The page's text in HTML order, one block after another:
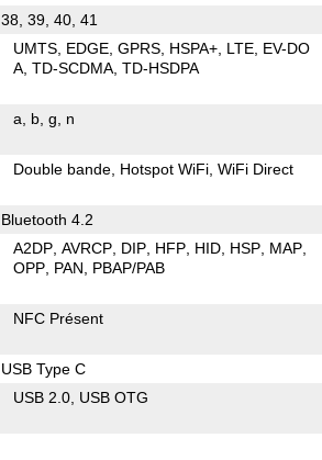
38, 39, 40, 41
UMTS EDGE GPRS HSPA+ LTE EV-DO
A TD-SCDMA TD-HSDPA
a b g n
Double bande Hotspot WiFi WiFi Direct
Bluetooth 4.2
A2DP AVRCP DIP HFP HID HSP MAP
OPP PAN PBAP/PAB
NFC Présent
USB Type C
USB 2.0 USB OTG